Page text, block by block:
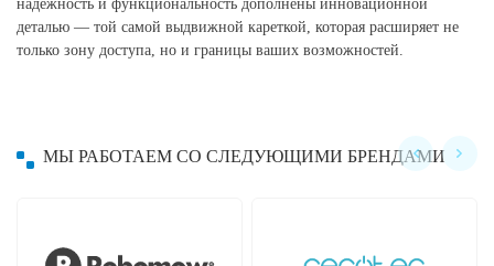
надежность и функциональность дополнены инновационной
деталью — той самой выдвижной кареткой, которая расширяет не
только зону доступа, но и границы ваших возможностей.
МЫ РАБОТАЕМ СО СЛЕДУЮЩИМИ БРЕНДАМИ